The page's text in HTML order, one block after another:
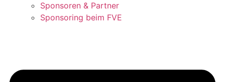
Sponsoren & Partner
Sponsoring beim FVE